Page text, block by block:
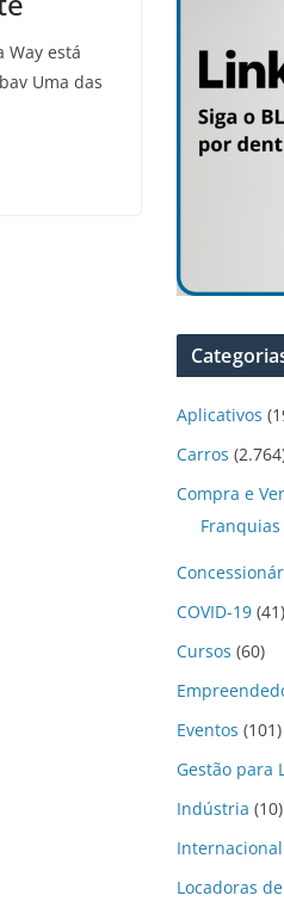
Way está
Uma das
Aplicativos
Carros
Compra e
Franquias
COVID-19 (41)
Cursos (60)
Eventos (101)
Gestão para
Indústria (10)
Internacional
Locadoras